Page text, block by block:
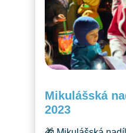
Mikulášská
2023